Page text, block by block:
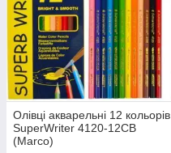
Олівці акварельні 12 кольорів
SuperWriter 4120-12CB
(Marco)